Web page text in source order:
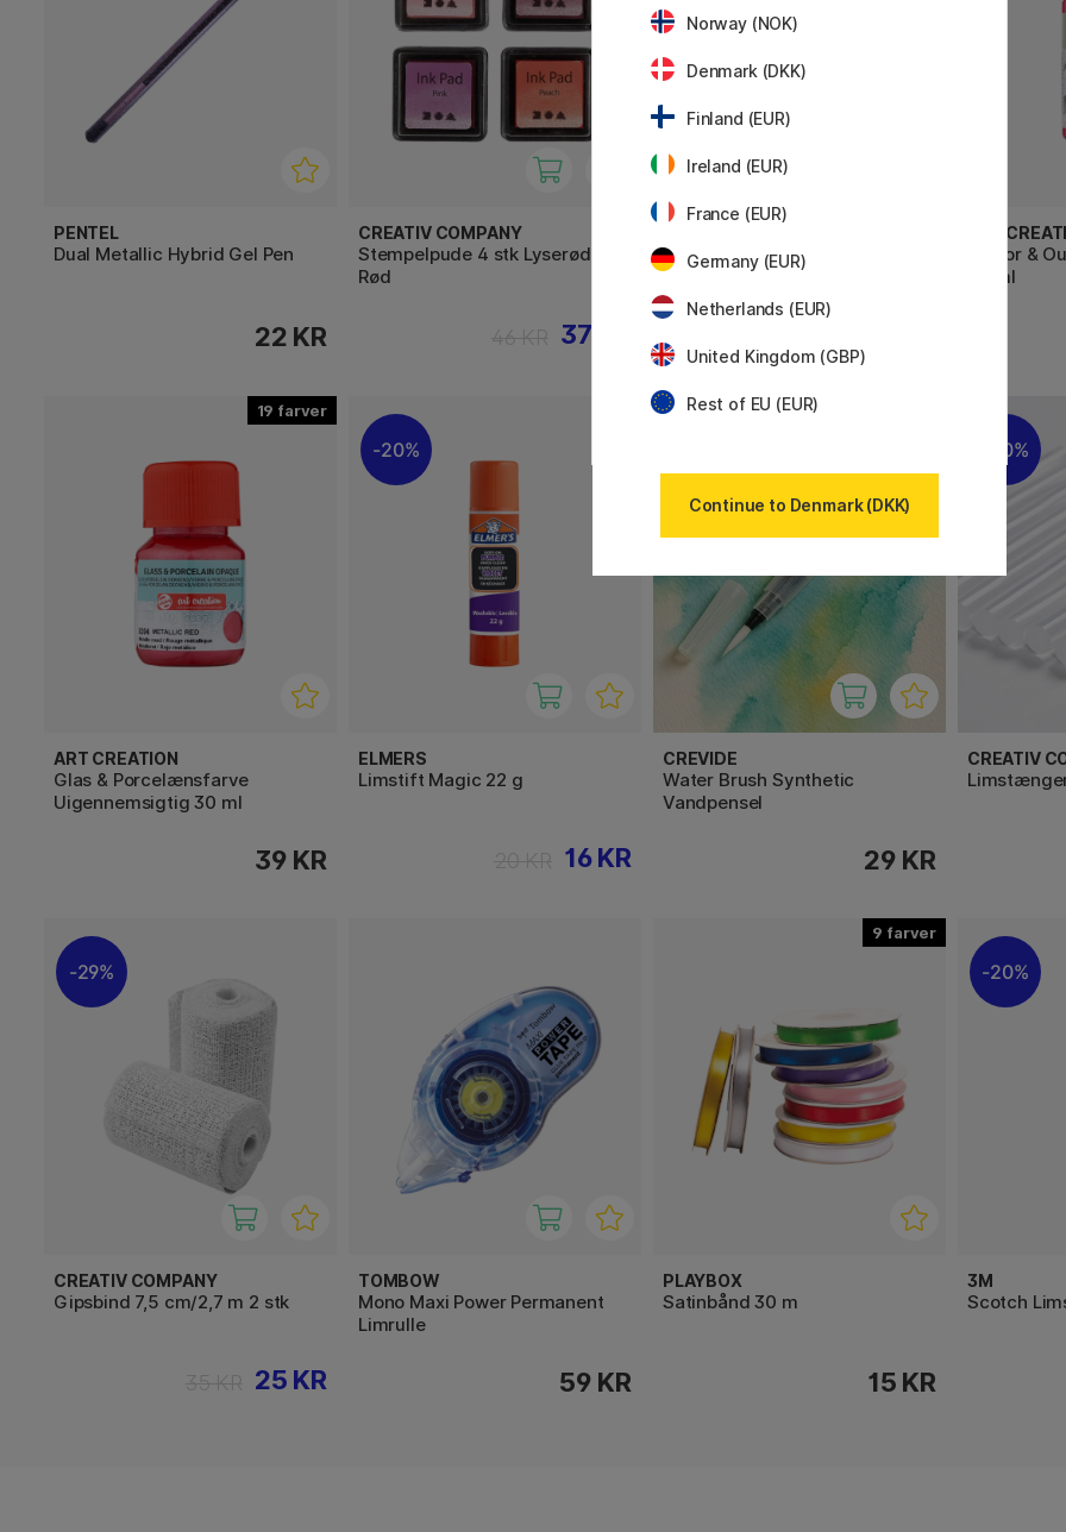
PENTEL
Dual Metallic Hybrid Gel Pen
22 KR
CREATIV COMPANY
Stempelpude 4 stk Lyserød &
Rød
37 KR
Stempelpude 4 stk Grøn &
lysegrøn
ART
Indoor &
50 ml
19
ART CREATION
Glas & Porcelænsfarve
Uigennemsigtig 30 ml
39 KR
20%
ELMERS
Limstift Magic 22 g
16 KR
CREVIDE
Water Brush Synthetic
Vandpensel
29 KR
30%
CREATIV
29%
CREATIV COMPANY
Gipsbind 7,5 cm/2,7 m 2 stk
25 KR
TOMBOW
Mono Maxi Power Permanent
Limrulle
59 KR
9
PLAYBOX
Satinbånd 30 m
15 KR
20%
3M
Scotch
Norway (NOK)
Denmark (DKK)
Finland (EUR)
Ireland (EUR)
France (EUR)
Germany (EUR)
Netherlands (EUR)
United Kingdom (GBP)
Rest of EU (EUR)
Continue to Denmark (DKK)